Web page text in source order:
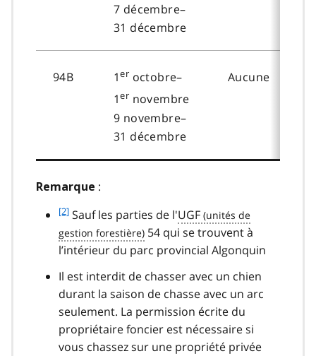
7 décembre–
31 décembre
94B 1er octobre–
1er novembre
9 novembre–
31 décembre
Aucune
Remarque :
footnote
2
[
2
[2] Sauf les parties de l'UGF
54 qui se trouvent à
l’intérieur du parc provincial Algonquin
Il est interdit de chasser avec un chien
durant la saison de chasse avec un arc
seulement. La permission écrite du
propriétaire foncier est nécessaire si
vous chassez sur une propriété privée